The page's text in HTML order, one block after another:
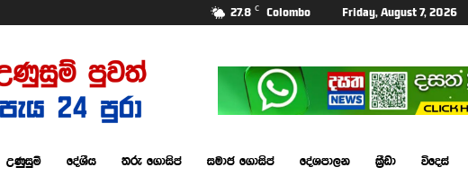
27.8 C Colombo Friday, August 7, 2026
Dasatha
Lanka
News
උණුසුම් දේශීය තරු ගොසිප් සමාජ ගොසිප් දේශපාලන ක්‍රීඩා විදෙස්